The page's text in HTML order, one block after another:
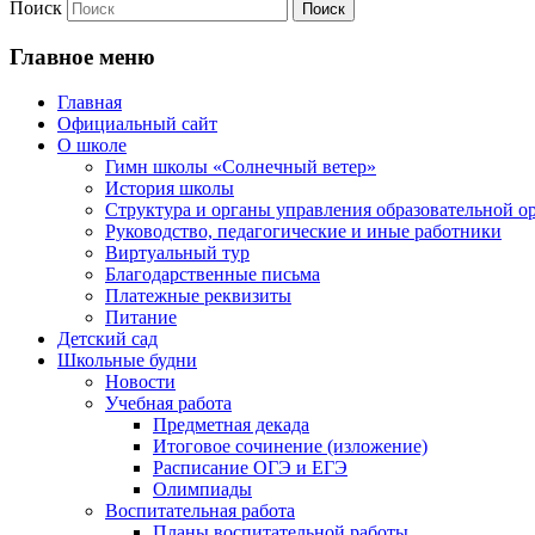
Поиск
Главное меню
Главная
Официальный сайт
О школе
Гимн школы «Солнечный ветер»
История школы
Структура и органы управления образовательной
Руководство, педагогические и иные работники
Виртуальный тур
Благодарственные письма
Платежные реквизиты
Питание
Детский сад
Школьные будни
Новости
Учебная работа
Предметная декада
Итоговое сочинение (изложение)
Расписание ОГЭ и ЕГЭ
Олимпиады
Воспитательная работа